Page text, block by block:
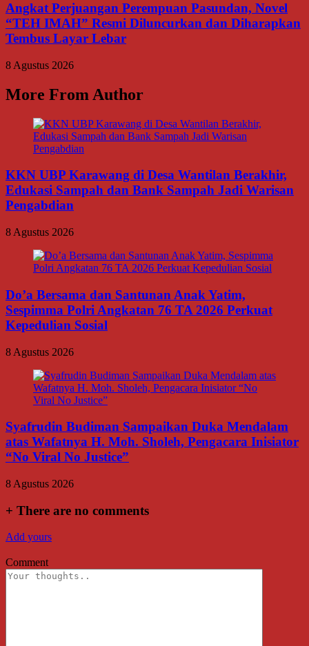
Angkat Perjuangan Perempuan Pasundan, Novel
“TEH IMAH” Resmi Diluncurkan dan Diharapkan
Tembus Layar Lebar
8 Agustus 2026
More From Author
KKN UBP Karawang di Desa Wantilan Berakhir,
Edukasi Sampah dan Bank Sampah Jadi Warisan
Pengabdian
8 Agustus 2026
Do’a Bersama dan Santunan Anak Yatim,
Sespimma Polri Angkatan 76 TA 2026 Perkuat
Kepedulian Sosial
8 Agustus 2026
Syafrudin Budiman Sampaikan Duka Mendalam
atas Wafatnya H. Moh. Sholeh, Pengacara Inisiator
“No Viral No Justice”
8 Agustus 2026
+ There are no comments
Add yours
Comment